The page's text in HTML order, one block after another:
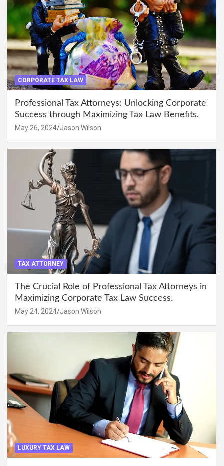
CORPORATE TAX LAW
Professional Tax Attorneys: Unlocking Corporate
Success through Maximizing Tax Law Benefits.
May 26, 2024 Jason Wilson
TAX ATTORNEY
The Crucial Role of Professional Tax Attorneys in
Maximizing Corporate Tax Law Success.
May 24, 2024 Jason Wilson
LUXURY TAX LAW